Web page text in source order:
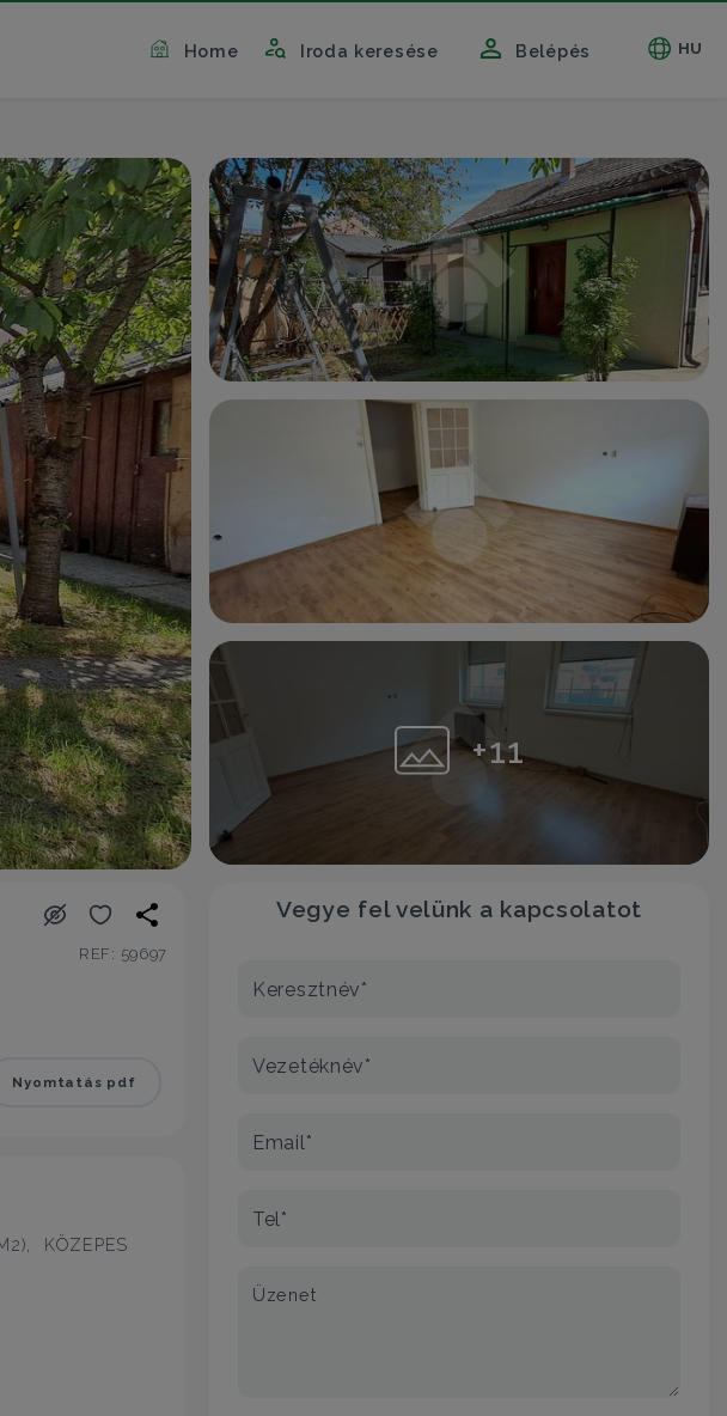
Home Iroda keresése Belépés HU
+11
REF: 59697
Nyomtatás pdf
KÖZEPES
Vegye fel velünk a kapcsolatot
Keresztnév*
Vezetéknév*
Email*
Tel*
Üzenet